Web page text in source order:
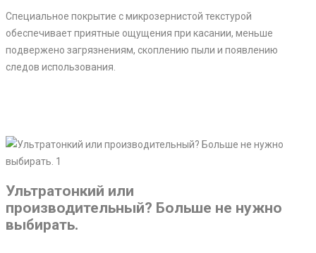
Специальное покрытие с микрозернистой текстурой
обеспечивает приятные ощущения при касании, меньше
подвержено загрязнениям, скоплению пыли и появлению
следов использования.
Ультратонкий или
производительный? Больше не нужно
выбирать.